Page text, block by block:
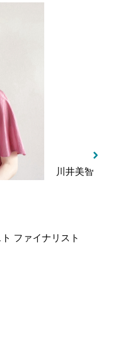
川井美智
ファイナリスト